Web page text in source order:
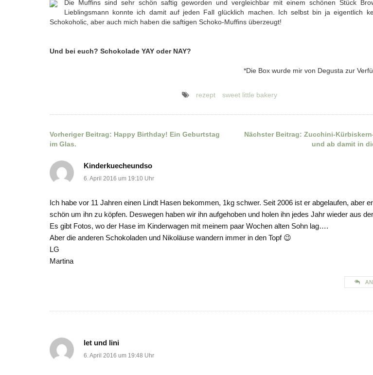
Die Muffins sind sehr schön saftig geworden und vergleichbar mit einem schönen Stück
Lieblingsmann konnte ich damit auf jeden Fall glücklich machen. Ich selbst bin ja eigentlich
Schokoholic, aber auch mich haben die saftigen Schoko-Muffins überzeugt!
Und bei euch? Schokolade YAY oder NAY?
*Die Box wurde mir von Degusta zur
rezept sweet little bakery
Beitragsnavigation
Vorheriger Beitrag: Happy Birthday! Ein Geburtstag
im Glas.
Nächster Beitrag: Zucchini-
und ab damit in
Kinderkuecheundso
6. April 2016 um 19:10 Uhr
Ich habe vor 11 Jahren einen Lindt Hasen bekommen, 1kg schwer. Seit 2006 ist er abgelaufen, aber
schön um ihn zu köpfen. Deswegen haben wir ihn aufgehoben und holen ihn jedes Jahr wieder aus
Es gibt Fotos, wo der Hase im Kinderwagen mit meinem paar Wochen alten Sohn lag….
Aber die anderen Schokoladen und Nikoläuse wandern immer in den Topf 😉
LG
Martina
let und lini
6. April 2016 um 19:48 Uhr